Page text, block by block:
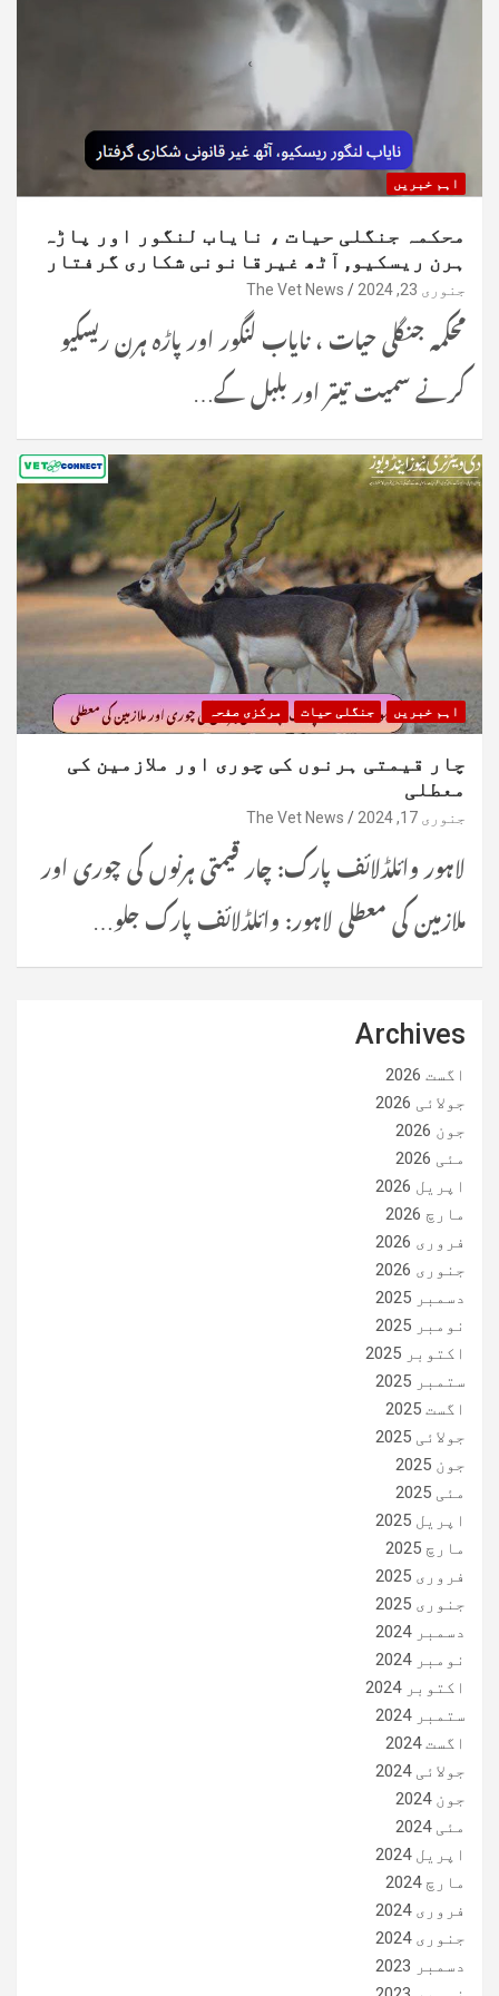
اہم خبریں
محکمہ جنگلی حیات ، نایاب لنگور اور پاڑہ
ہرن ریسکیو, آٹھ غیرقانونی شکاری گرفتار
جنوری 23, 2024 The Vet News
محکمہ جنگلی حیات ، نایاب لنگور اور پاڑہ ہرن ریسکیو
کرنے سمیت تیتر اور بلبل کے…
اہم خبریں جنگلی حیات مرکزی صفحہ
چار قیمتی ہرنوں کی چوری اور ملازمین کی
معطلی
جنوری 17, 2024 The Vet News
لاہور وائلڈلائف پارک: چار قیمتی ہرنوں کی چوری اور
ملازمین کی معطلی لاہور: وائلڈلائف پارک جلو…
Archives
اگست 2026
جولائی 2026
جون 2026
مئی 2026
اپریل 2026
مارچ 2026
فروری 2026
جنوری 2026
دسمبر 2025
نومبر 2025
اکتوبر 2025
ستمبر 2025
اگست 2025
جولائی 2025
جون 2025
مئی 2025
اپریل 2025
مارچ 2025
فروری 2025
جنوری 2025
دسمبر 2024
نومبر 2024
اکتوبر 2024
ستمبر 2024
اگست 2024
جولائی 2024
جون 2024
مئی 2024
اپریل 2024
مارچ 2024
فروری 2024
جنوری 2024
دسمبر 2023